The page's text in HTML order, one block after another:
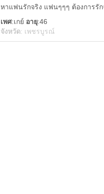
หาแฟนรักจริง แฟนๆๆๆ ต้องการรัก
เพศ:เกย์ อายุ:46
จังหวัด: เพชรบูรณ์